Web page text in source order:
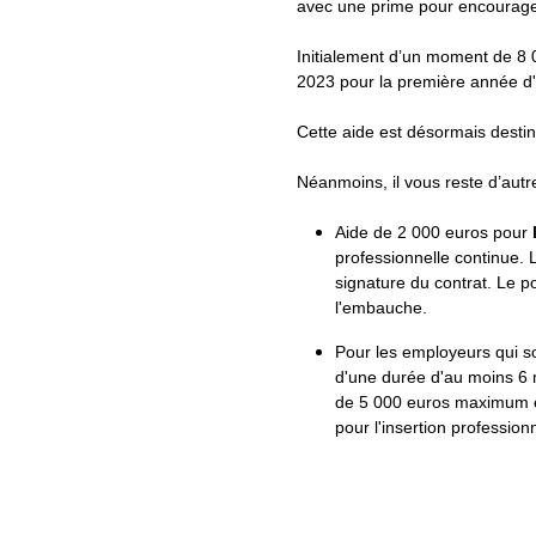
avec une prime pour
Initialement d’un moment de
2023 pour la première année
Cette aide est désormais
Néanmoins, il vous reste
Aide de 2 000 euros pour
professionnelle continue.
signature du contrat. Le
l'embauche.
Pour les employeurs qui
d'une durée d'au moins 6
de 5 000 euros
pour l'insertion